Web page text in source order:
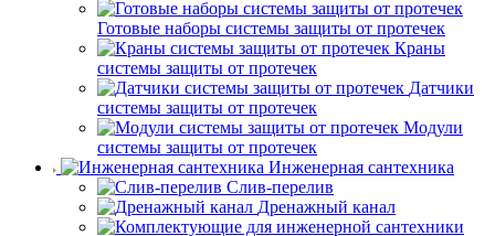
Готовые наборы системы защиты от протечек
Краны
системы защиты от протечек
Датчики
системы защиты от протечек
Модули
системы защиты от протечек
Инженерная сантехника
Слив-перелив
Дренажный канал